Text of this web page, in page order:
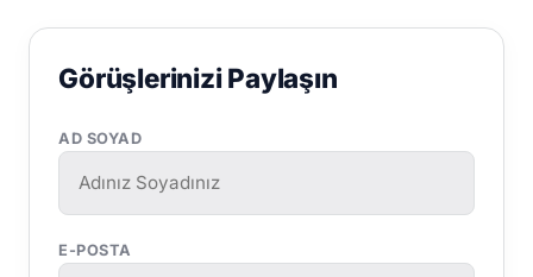
Görüşlerinizi Paylaşın
AD SOYAD
E-POSTA